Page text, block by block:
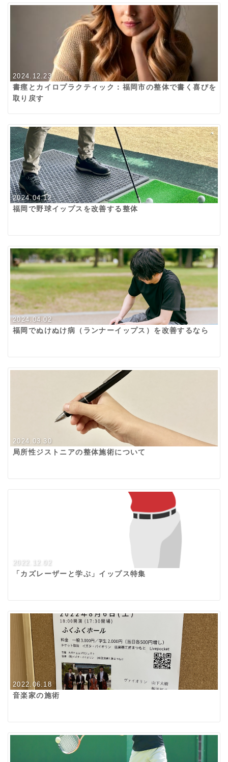
2024.12.23
書痙とカイロプラクティック：福岡市の整体で書く喜びを
取り戻す
2024.04.12
福岡で野球イップスを改善する整体
2024.04.02
福岡でぬけぬけ病（ランナーイップス）を改善するなら
2024.03.30
局所性ジストニアの整体施術について
2022.12.02
「カズレーザーと学ぶ」イップス特集
2022.06.18
音楽家の施術